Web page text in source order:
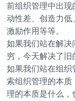
前组织管理中出现
动性差、创造力低
激励作用等等。
如果我们站在解决
穷，今天解决了旧
如果我们站在组织
索组织管理的本质
理的本质是什么，